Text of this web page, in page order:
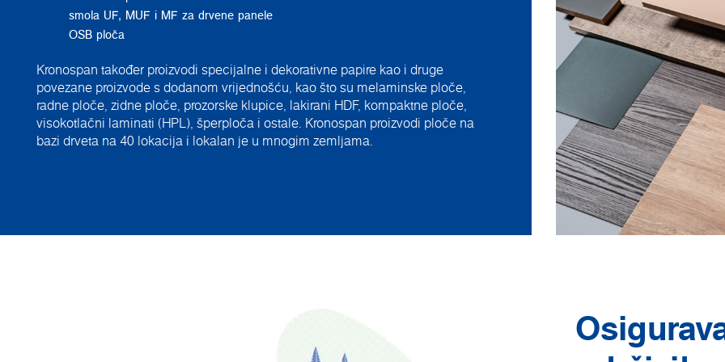
smola UF, MUF i MF za drvene panele
OSB ploča
Kronospan također proizvodi specijalne i dekorativne papire kao i druge
povezane proizvode s dodanom vrijednošću, kao što su melaminske ploče,
radne ploče, zidne ploče, prozorske klupice, lakirani HDF, kompaktne ploče,
visokotlačni laminati (HPL), šperploča i ostale. Kronospan proizvodi ploče na
bazi drveta na 40 lokacija i lokalan je u mnogim zemljama.